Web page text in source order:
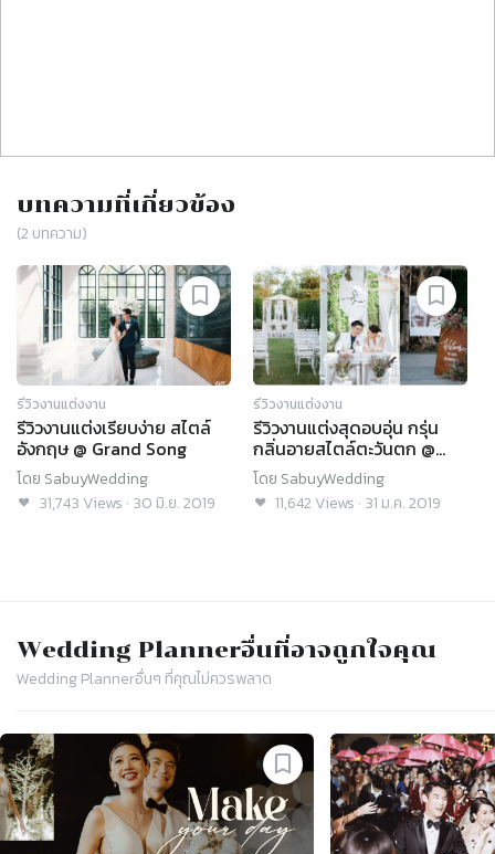
บทความที่เกี่ยวข้อง
(2 บทความ)
รีวิวงานแต่งงาน
รีวิวงานแต่งเรียบง่าย สไตล์
อังกฤษ @ Grand Song
โดย SabuyWedding
31,743 Views · 30 มิ.ย. 2019
รีวิวงานแต่งงาน
รีวิวงานแต่งสุดอบอุ่น กรุ่น
กลิ่นอายสไตล์ตะวันตก @
VARAVELA
โดย SabuyWedding
11,642 Views · 31 ม.ค. 2019
Wedding Plannerอื่นที่อาจถูกใจคุณ
Wedding Plannerอื่นๆ ที่คุณไม่ควรพลาด
Slide 1 of 4